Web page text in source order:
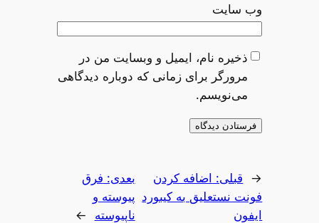
وب‌ سایت
ذخیره نام، ایمیل و وبسایت من در
مرورگر برای زمانی که دوباره دیدگاهی
می‌نویسم.
← قبلی: اضافه کردن
فونت نستعلیق به کیبورد
ایفون
بعدی: فرق
پیوسته و
ناپیوسته
→